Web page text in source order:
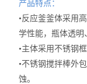
产品特点：
•反应釜釜体采用
学性能，瓶体透明
•主体采用不锈钢
•不锈钢搅拌棒外
蚀。